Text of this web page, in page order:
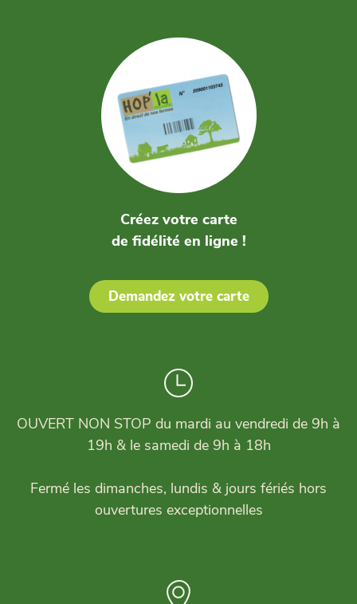
Créez votre carte
de fidélité en ligne !
Demandez votre carte
OUVERT NON STOP du mardi au vendredi de 9h à
19h & le samedi de 9h à 18h
Fermé les dimanches, lundis & jours fériés hors
ouvertures exceptionnelles